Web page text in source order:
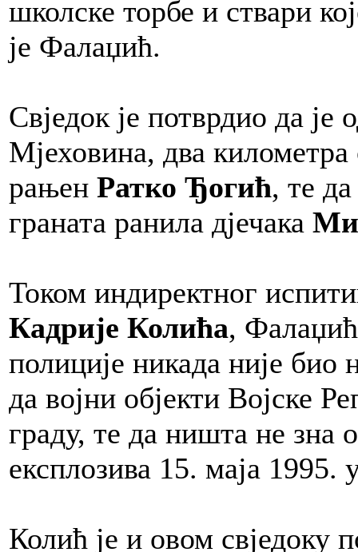
школске торбе и ствари
је Фалаџић.
Свједок је потврдио да је
Мјеховина, два
рањен Ратко Ђогић, те
граната ранила дјечака
Током индиректног
Кадрије Колића,
полиције никада није
да војни објекти Војске
граду, те да ништа не зна
експлозива 15. маја 1995.
Колић је и овом свједоку